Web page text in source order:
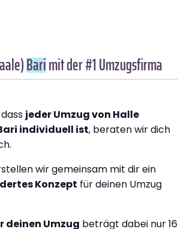
Barimit der #1 Umzugsfirma
jeder Umzug von Halle
individuell ist, beraten wir dich
wir gemeinsam mit dir ein
Konzept für deinen Umzug
deinen Umzug beträgt dabei nur 16